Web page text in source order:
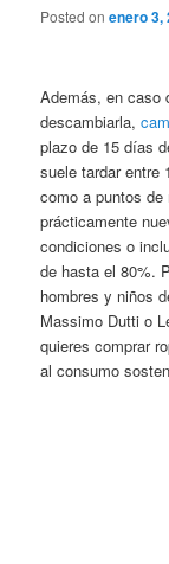
Posted onenero 3,
Además, en caso
descambiarla,
plazo de 15 días
suele tardar entre
como a puntos
prácticamente
condiciones o
de hasta el 80%.
hombres y niños
Massimo Dutti o
quieres comprar
al consumo